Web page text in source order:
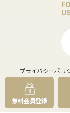
US
プライバシーポリ
コ
© 草
センチュ
無料会員登録